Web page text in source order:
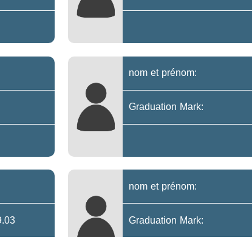
nom et prénom:
Graduation Mark:
nom et prénom:
Graduation Mark: